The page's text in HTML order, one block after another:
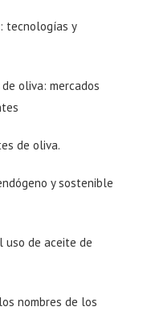
tecnologías y
oliva: mercados
de oliva.
y sostenible
de aceite de
nombres de los